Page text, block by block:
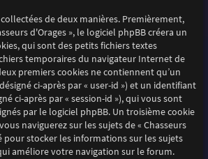
de deux manières. Premièrement,
d'Orages », le logiciel phpBB créera un
qui sont des petits fichiers textes
temporaires du navigateur Internet de
premiers cookies ne contiennent qu’un
ci-après par « user-id ») et un identifiant
ci-après par « session-id »), qui vous sont
par le logiciel phpBB. Un troisième cookie
naviguerez sur les sujets de « Chasseurs
pour stocker les informations sur les sujets
améliore votre navigation sur le forum.